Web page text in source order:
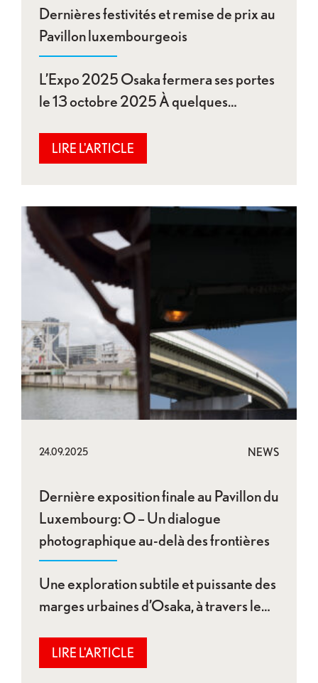
Dernières festivités et remise de prix au
Pavillon luxembourgeois
L’Expo 2025 Osaka fermera ses portes
le 13 octobre 2025 À quelques…
LIRE L'ARTICLE
Dernière exposition finale au Pavillon du
24.09.2025 NEWS
Dernière exposition finale au Pavillon du
Luxembourg: O – Un dialogue
photographique au-delà des frontières
Une exploration subtile et puissante des
marges urbaines d’Osaka, à travers le…
LIRE L'ARTICLE